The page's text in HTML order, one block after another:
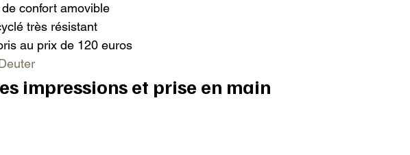
confort amovible
très résistant
au prix de 120 euros
impressions et prise en main